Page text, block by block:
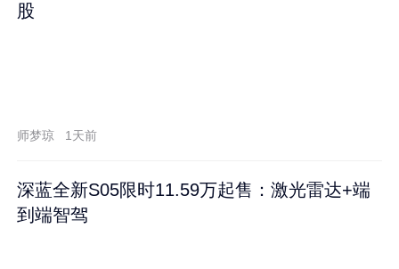
股
师梦琼 1天前
深蓝全新S05限时11.59万起售：激光雷达+端
到端智驾